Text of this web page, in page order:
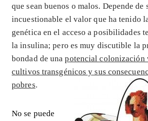
que sean buenos o malos. Depende
incuestionable el valor que ha tenido
genética en el acceso a posibilidades
la insulina; pero es muy discutible la
bondad de unapotencial colonización
cultivos transgénicos y sus
pobres.
No se puede